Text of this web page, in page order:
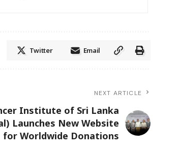
Twitter Email
NEXT ARTICLE
Institute of Sri Lanka
Launches New Website
for Worldwide Donations